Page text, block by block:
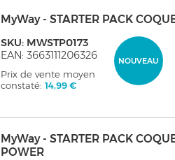
MyWay - STARTER PACK
NOUVEAU
SKU: MWSTP0173
EAN: 3663111206326
Prix de vente moyen
constaté:14,99 €
MyWay - STARTER PACK
POWER